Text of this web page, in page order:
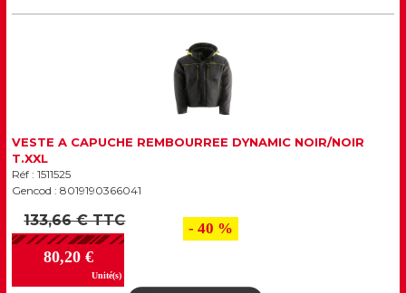
VESTE A CAPUCHE REMBOURREE DYNAMIC NOIR/NOIR
T.XXL
Réf : 1511525
Gencod : 8019190366041
133,66 € TTC
80,20 €
Unité(s)
- 40 %